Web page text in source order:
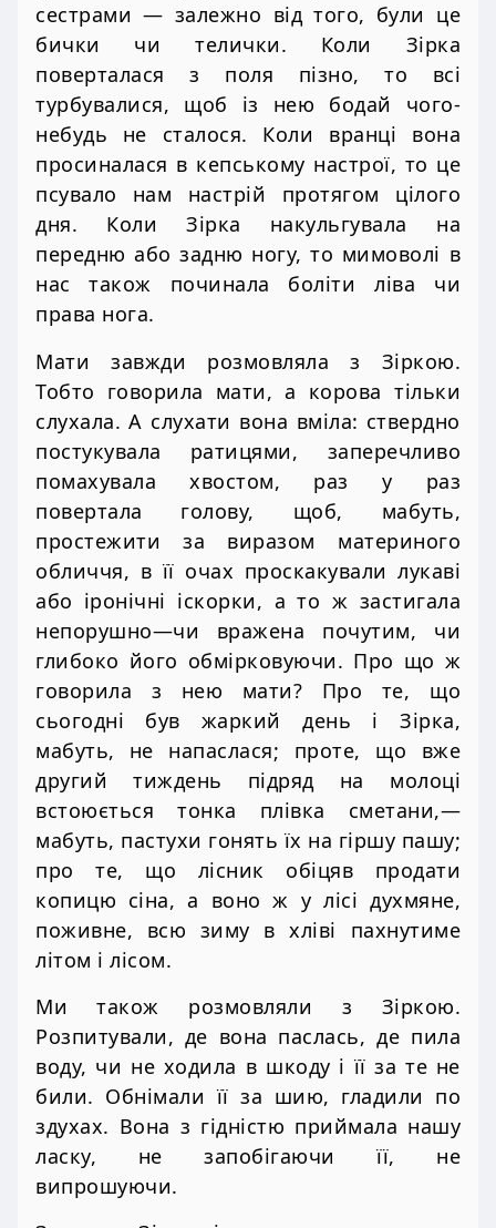
сестрами — залежно від того, були це
бички чи телички. Коли Зірка
поверталася з поля пізно, то всі
турбувалися, щоб із нею бодай чого-
небудь не сталося. Коли вранці вона
просиналася в кепському настрої, то це
псувало нам настрій протягом цілого
дня. Коли Зірка накульгувала на
передню або задню ногу, то мимоволі в
нас також починала боліти ліва чи
права нога.
Мати завжди розмовляла з Зіркою.
Тобто говорила мати, а корова тільки
слухала. А слухати вона вміла: ствердно
постукувала ратицями, заперечливо
помахувала хвостом, раз у раз
повертала голову, щоб, мабуть,
простежити за виразом материного
обличчя, в її очах проскакували лукаві
або іронічні іскорки, а то ж застигала
непорушно—чи вражена почутим, чи
глибоко його обмірковуючи. Про що ж
говорила з нею мати? Про те, що
сьогодні був жаркий день і Зірка,
мабуть, не напаслася; проте, що вже
другий тиждень підряд на молоці
встоюється тонка плівка сметани,—
мабуть, пастухи гонять їх на гіршу пашу;
про те, що лісник обіцяв продати
копицю сіна, а воно ж у лісі духмяне,
поживне, всю зиму в хліві пахнутиме
літом і лісом.
Ми також розмовляли з Зіркою.
Розпитували, де вона паслась, де пила
воду, чи не ходила в шкоду і її за те не
били. Обнімали її за шию, гладили по
здухах. Вона з гідністю приймала нашу
ласку, не запобігаючи її, не
випрошуючи.